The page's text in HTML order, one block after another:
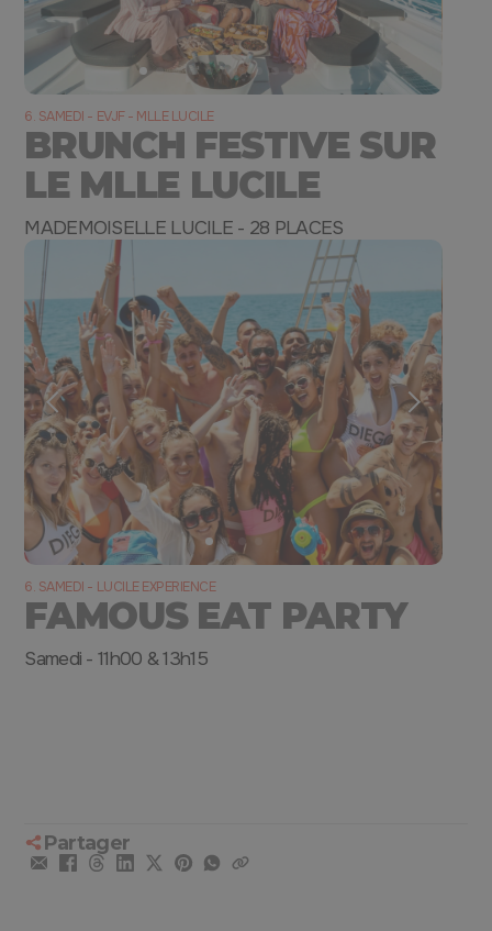
6. SAMEDI - EVJF - MLLE LUCILE
BRUNCH FESTIVE SUR
LE MLLE LUCILE
MADEMOISELLE LUCILE - 28 PLACES
6. SAMEDI - LUCILE EXPERIENCE
FAMOUS EAT PARTY
Samedi - 11h00 & 13h15
Partager